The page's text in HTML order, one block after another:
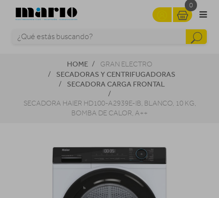
0
HOME GRAN ELECTRO
SECADORAS Y CENTRIFUGADORAS
SECADORA CARGA FRONTAL
SECADORA HAIER HD100-A2939E-IB, BLANCO, 10 KG,
BOMBA DE CALOR, A++